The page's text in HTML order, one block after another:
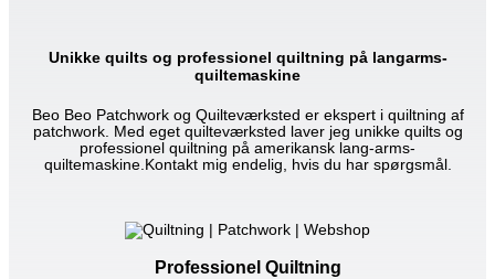
Unikke quilts og professionel quiltning på langarms-
quiltemaskine
Beo Beo Patchwork og Quilteværksted er ekspert i quiltning af
patchwork. Med eget quilteværksted laver jeg unikke quilts og
professionel quiltning på amerikansk lang-arms-
quiltemaskine.Kontakt mig endelig, hvis du har spørgsmål.
Professionel Quiltning